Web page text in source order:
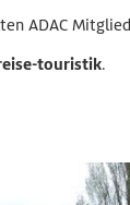
ADAC
touristik.